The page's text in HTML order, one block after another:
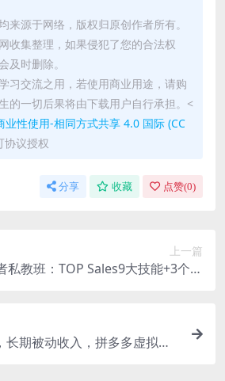
来源于网络，版权归原创作者所有。
收集整理，如果侵犯了您的合法权
及时删除。
习交流之用，若使用商业用途，请购
的一切后果将由下载用户自行承担。<
业性使用-相同方式共享 4.0 国际 (CC
协议授权
分享 收藏 点赞(0)
上一篇
私教班：TOP Sales9大技能+3个进
期被动收入，拼多多虚拟赛